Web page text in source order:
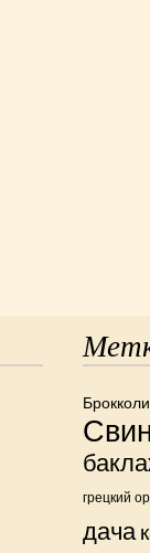
Брокколи
грецкий
дача